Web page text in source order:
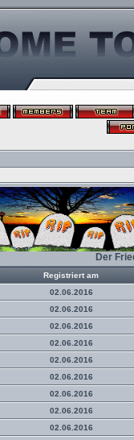
Der
Registriert am
02.06.2016
02.06.2016
02.06.2016
02.06.2016
02.06.2016
02.06.2016
02.06.2016
02.06.2016
02.06.2016